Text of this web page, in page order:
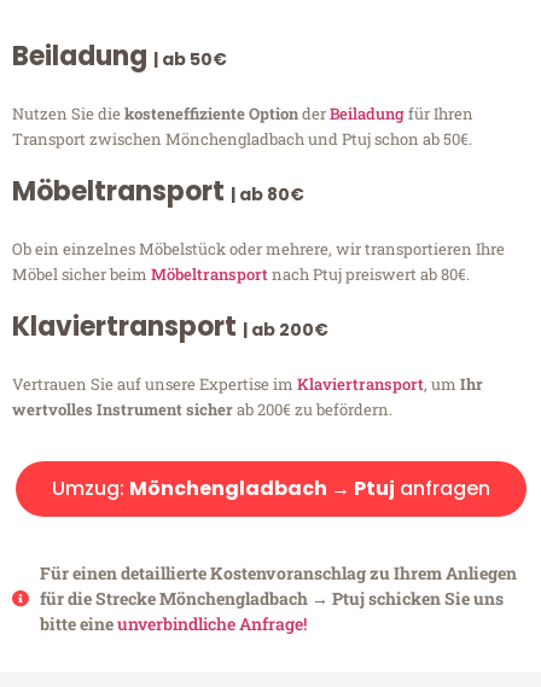
Beiladung | ab 50€
Nutzen Sie diekosteneffiziente OptionderBeiladungfür Ihren
Transport zwischen Mönchengladbach und Ptuj schon ab 50€.
Möbeltransport | ab 80€
Ob ein einzelnes Möbelstück oder mehrere, wir transportieren Ihre
Möbel sicher beim Möbeltransportnach Ptuj preiswert ab 80€.
Klaviertransport | ab 200€
Vertrauen Sie auf unsere Expertise im Klaviertransport, um Ihr
wertvolles Instrument sicherab 200€ zu befördern.
Umzug: Mönchengladbach → Ptuj anfragen
Für einen detaillierte Kostenvoranschlag zu Ihrem Anliegen
für die Strecke Mönchengladbach → Ptuj schicken Sie uns
bitte eineunverbindliche Anfrage!